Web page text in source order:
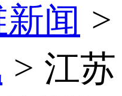
闻 >
> 江苏